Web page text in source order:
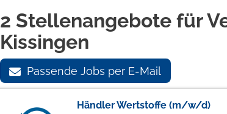
2 Stellenangebote für
Kissingen
Passende Jobs per E-Mail
Händler Wertstoffe (m/w/d)